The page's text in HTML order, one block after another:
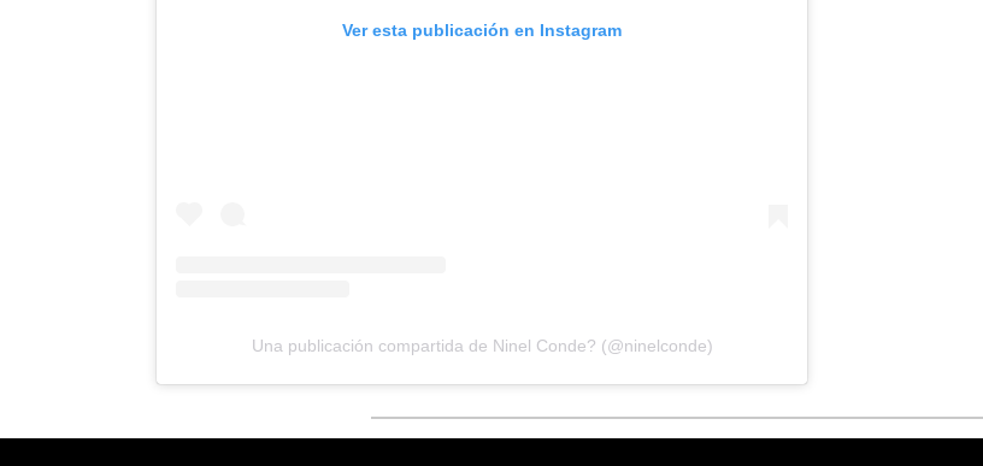
Ver esta publicación en Instagram
Una publicación compartida de Ninel Conde? (@ninelconde)